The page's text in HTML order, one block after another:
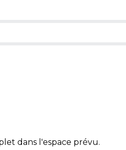
dans l'espace prévu.